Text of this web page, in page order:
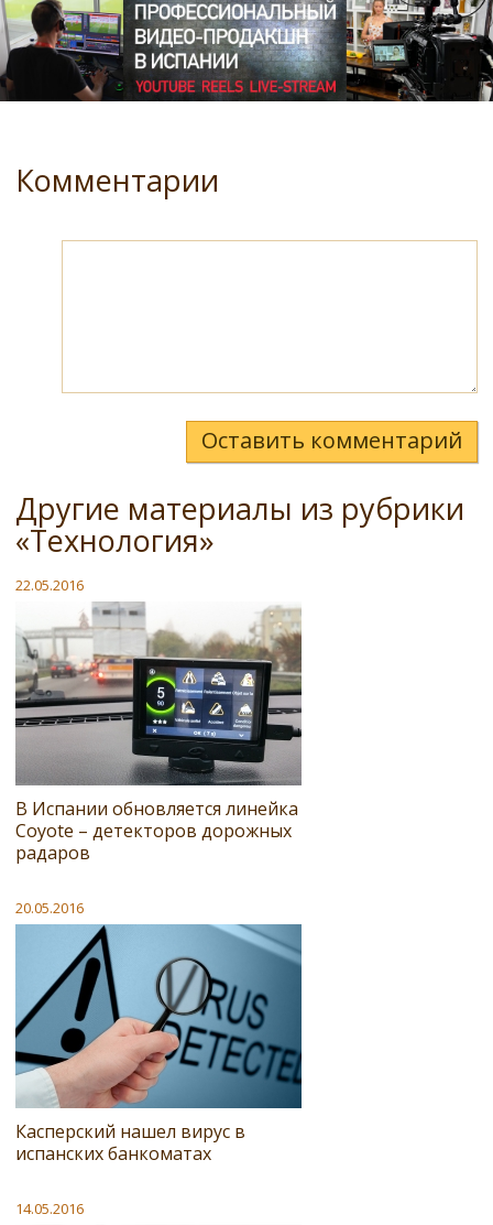
Комментарии
Оставить комментарий
Другие материалы из рубрики
«Технология»
22.05.2016
В Испании обновляется линейка
Coyote – детекторов дорожных
радаров
20.05.2016
Касперский нашел вирус в
испанских банкоматах
14.05.2016